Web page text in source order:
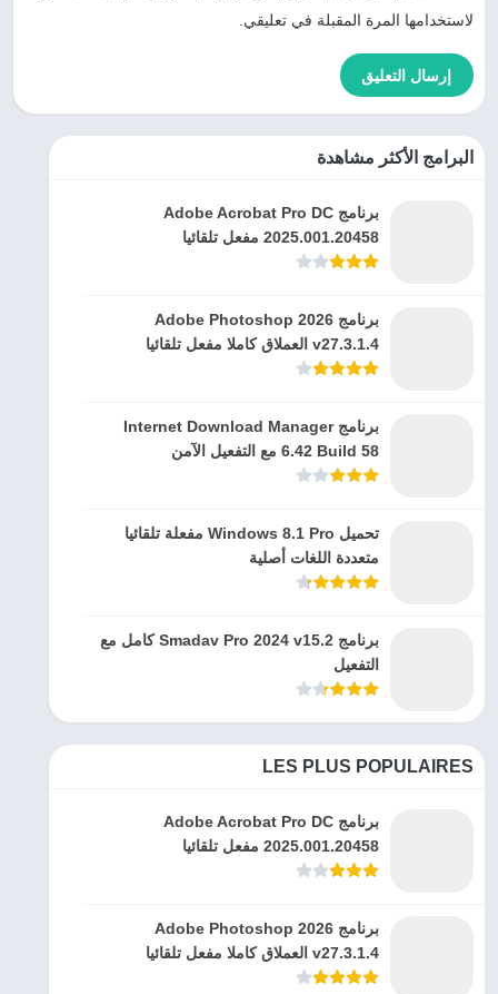
لاستخدامها المرة المقبلة في تعليقي.
البرامج الأكثر مشاهدة
برنامج Adobe Acrobat Pro DC
2025.001.20458 مفعل تلقائيا
برنامج Adobe Photoshop 2026
v27.3.1.4 العملاق كاملا مفعل تلقائيا
برنامج Internet Download Manager
6.42 Build 58 مع التفعيل الآمن
تحميل Windows 8.1 Pro مفعلة تلقائيا
متعددة اللغات أصلية
برنامج Smadav Pro 2024 v15.2 كامل مع
التفعيل
LES PLUS POPULAIRES
برنامج Adobe Acrobat Pro DC
2025.001.20458 مفعل تلقائيا
برنامج Adobe Photoshop 2026
v27.3.1.4 العملاق كاملا مفعل تلقائيا